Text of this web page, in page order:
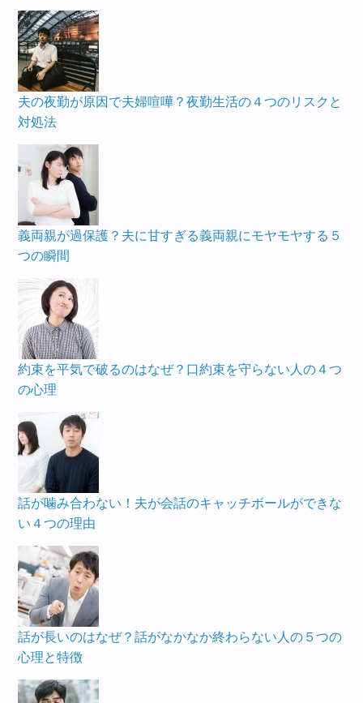
夫の夜勤が原因で夫婦喧嘩？夜勤生活の４つのリスクと
対処法
義両親が過保護？夫に甘すぎる義両親にモヤモヤする５
つの瞬間
約束を平気で破るのはなぜ？口約束を守らない人の４つ
の心理
話が噛み合わない！夫が会話のキャッチボールができな
い４つの理由
話が長いのはなぜ？話がなかなか終わらない人の５つの
心理と特徴